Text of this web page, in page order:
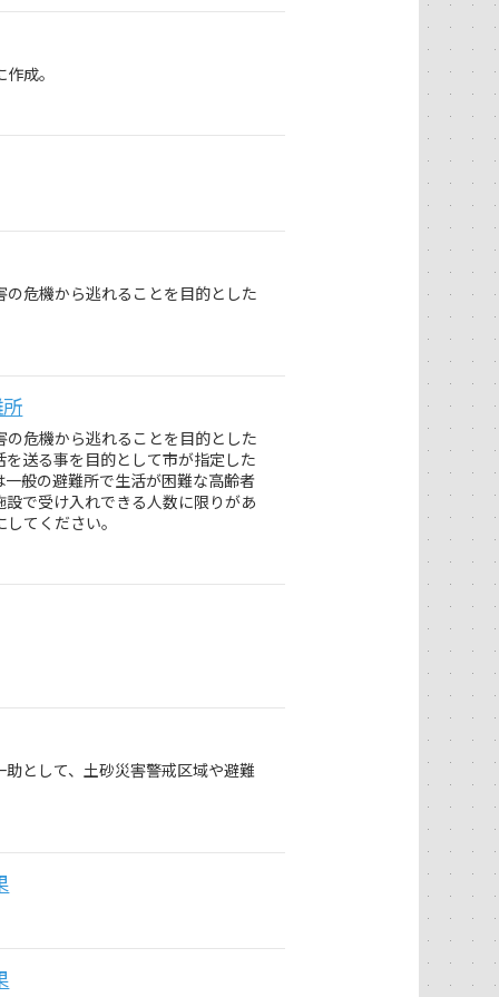
成。
危機から逃れることを目的とした
危機から逃れることを目的とした
送る事を目的として市が指定した
般の避難所で生活が困難な高齢者
で受け入れできる人数に限りがあ
てください。
として、土砂災害警戒区域や避難